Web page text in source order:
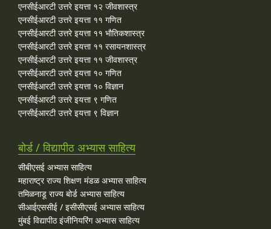
एनसीईआरटी उत्तरे इयत्ता १२ जीवशास्त्र
एनसीईआरटी उत्तरे इयत्ता ११ गणित
एनसीईआरटी उत्तरे इयत्ता ११ भौतिकशास्त्र
एनसीईआरटी उत्तरे इयत्ता ११ रसायनशास्त्र
एनसीईआरटी उत्तरे इयत्ता ११ जीवशास्त्र
एनसीईआरटी उत्तरे इयत्ता १० गणित
एनसीईआरटी उत्तरे इयत्ता १० विज्ञान
एनसीईआरटी उत्तरे इयत्ता ९ गणित
एनसीईआरटी उत्तरे इयत्ता ९ विज्ञान
बोर्ड / विद्यापीठ अभ्यास साहित्य
सीबीएसई अभ्यास साहित्य
महाराष्ट्र राज्य शिक्षण मंडळ अभ्यास साहित्य
तमिळनाडू राज्य बोर्ड अभ्यास साहित्य
सीआईएससीई / इसीसीएसई अभ्यास साहित्य
मुंबई विद्यापीठ इंजीनियरिंग अभ्यास साहित्य